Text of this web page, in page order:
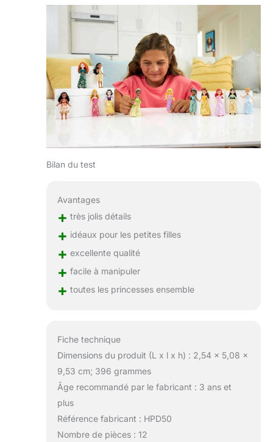
Bilan du test
Avantages
+ très jolis détails
+ idéaux pour les petites filles
+ excellente qualité
+ facile à manipuler
+ toutes les princesses ensemble
Fiche technique
Dimensions du produit (L x l x h) : 2,54 x 5,08 x
9,53 cm; 396 grammes
Âge recommandé par le fabricant : 3 ans et
plus
Référence fabricant : HPD50
Nombre de pièces : 12